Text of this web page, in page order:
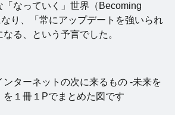
なっていく」世界（Becoming
り、「常にアップデートを強いられ
る、という予言でした。
ンターネットの次に来るもの -未来を
１冊１Pでまとめた図です